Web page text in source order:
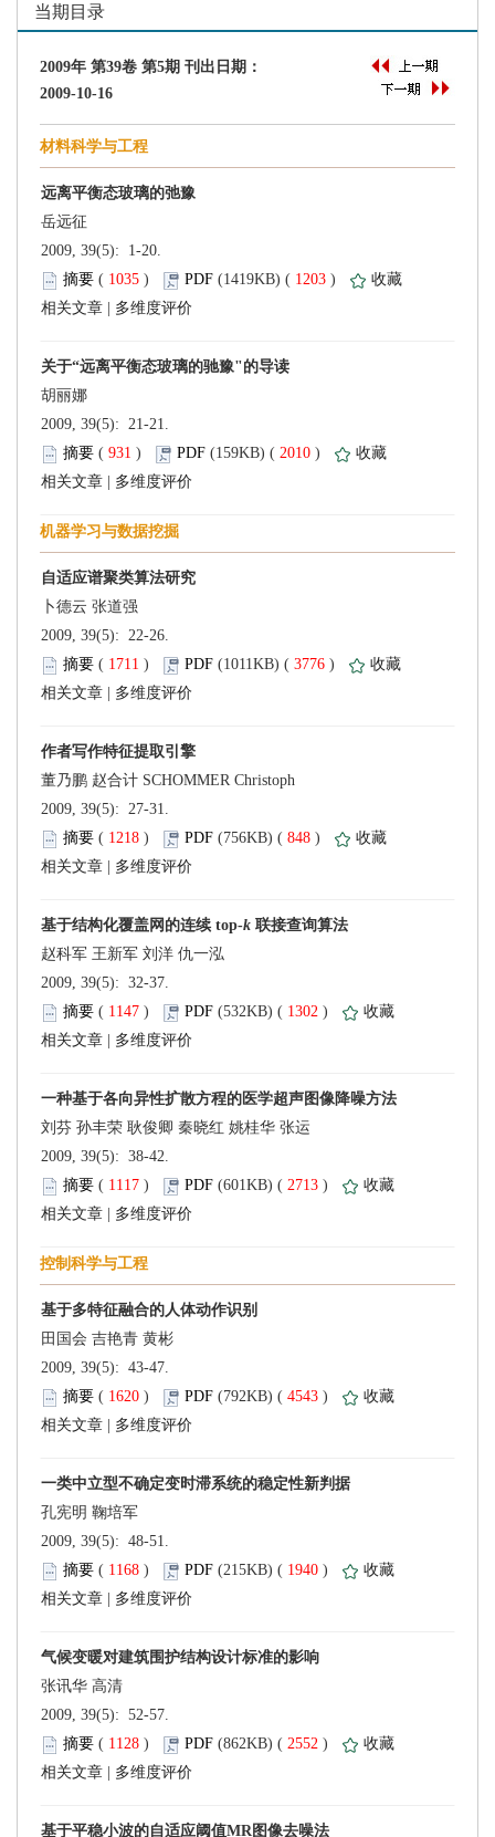
2009, 39(5): 1-20.
(
) 1203 )
2009, 39(5): 21-21.
(
) 2010 )
2009, 39(5): 22-26.
(
) 3776 )
2009, 39(5): 27-31.
(
) 848 )
k
2009, 39(5): 32-37.
(
) 1302 )
2009, 39(5): 38-42.
(
) 2713 )
2009, 39(5): 43-47.
(
) 4543 )
2009, 39(5): 48-51.
(
) 1940 )
2009, 39(5): 52-57.
(
) 2552 )